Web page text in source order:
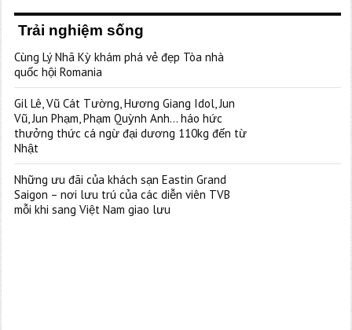
Trải nghiệm sống
Cùng Lý Nhã Kỳ khám phá vẻ đẹp Tòa nhà
quốc hội Romania
Gil Lê, Vũ Cát Tường, Hương Giang Idol, Jun
Vũ, Jun Phạm, Phạm Quỳnh Anh… háo hức
thưởng thức cá ngừ đại dương 110kg đến từ
Nhật
Những ưu đãi của khách sạn Eastin Grand
Saigon – nơi lưu trú của các diễn viên TVB
mỗi khi sang Việt Nam giao lưu